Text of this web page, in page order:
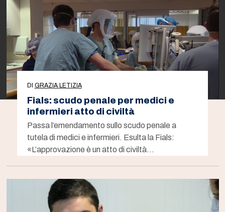
DI GRAZIA LETIZIA
Fials: scudo penale per medici e
infermieri atto di civiltà
Passa l’emendamento sullo scudo penale a
tutela di medici e infermieri. Esulta la Fials:
«L’approvazione è un atto di civiltà…